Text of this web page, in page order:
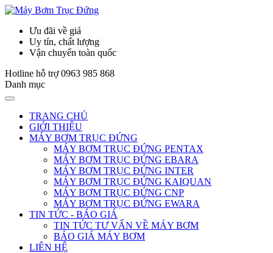
Ưu đãi về giá
Uy tín, chất lượng
Vận chuyển toàn quốc
Hotline hỗ trợ 0963 985 868
Danh mục
TRANG CHỦ
GIỚI THIỆU
MÁY BƠM TRỤC ĐỨNG
MÁY BƠM TRỤC ĐỨNG PENTAX
MÁY BƠM TRỤC ĐỨNG EBARA
MÁY BƠM TRỤC ĐỨNG INTER
MÁY BƠM TRỤC ĐỨNG KAIQUAN
MÁY BƠM TRỤC ĐỨNG CNP
MÁY BƠM TRỤC ĐỨNG EWARA
TIN TỨC - BÁO GIÁ
TIN TỨC TƯ VẤN VỀ MÁY BƠM
BÁO GIÁ MÁY BƠM
LIÊN HỆ